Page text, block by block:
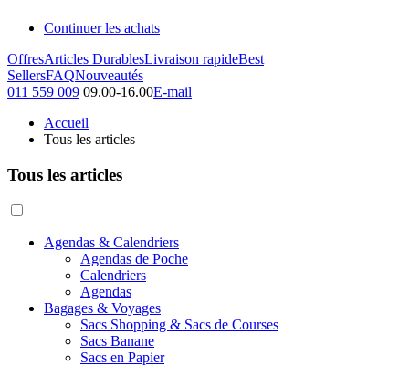
Continuer les achats
OffresArticles DurablesLivraison rapideBest
SellersFAQNouveautés
011 559 009 09.00-16.00E-mail
Accueil
Tous les articles
Tous les articles
Agendas & Calendriers
Agendas de Poche
Calendriers
Agendas
Bagages & Voyages
Sacs Shopping & Sacs de Courses
Sacs Banane
Sacs en Papier